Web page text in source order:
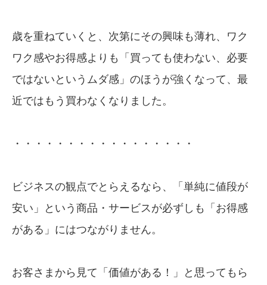
歳を重ねていくと、次第にその興味も薄れ、ワク
ワク感やお得感よりも「買っても使わない、必要
ではないというムダ感」のほうが強くなって、最
近ではもう買わなくなりました。
・・・・・・・・・・・・・・・・・
ビジネスの観点でとらえるなら、「単純に値段が
安い」という商品・サービスが必ずしも「お得感
がある」にはつながりません。
お客さまから見て「価値がある！」と思ってもら